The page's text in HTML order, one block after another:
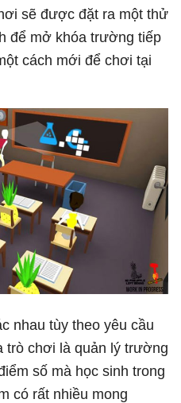
sẽ được đặt ra một thử
để mở khóa trường tiếp
cách mới để chơi tại
nhau tùy theo yêu cầu
trò chơi là quản lý trường
số mà học sinh trong
có rất nhiều mong